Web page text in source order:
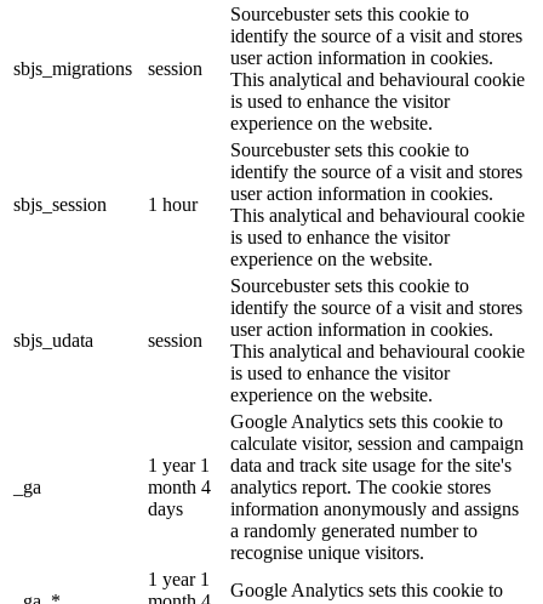
sbjs_migrations session
Sourcebuster sets this cookie to
identify the source of a visit and stores
user action information in cookies.
This analytical and behavioural cookie
is used to enhance the visitor
experience on the website.
sbjs_session 1 hour
Sourcebuster sets this cookie to
identify the source of a visit and stores
user action information in cookies.
This analytical and behavioural cookie
is used to enhance the visitor
experience on the website.
sbjs_udata session
Sourcebuster sets this cookie to
identify the source of a visit and stores
user action information in cookies.
This analytical and behavioural cookie
is used to enhance the visitor
experience on the website.
_ga
1 year 1
month 4
days
Google Analytics sets this cookie to
calculate visitor, session and campaign
data and track site usage for the site's
analytics report. The cookie stores
information anonymously and assigns
a randomly generated number to
recognise unique visitors.
1 year 1
Google Analytics sets this cookie to